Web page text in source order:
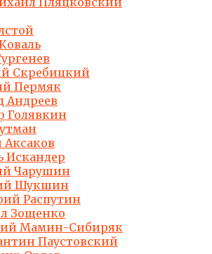
Скребицкий
Пермяк
Андреев
Голявкин
Аксаков
Искандер
Чарушин
Шукшин
Распутин
Зощенко
Мамин-Сибиряк
Паустовский